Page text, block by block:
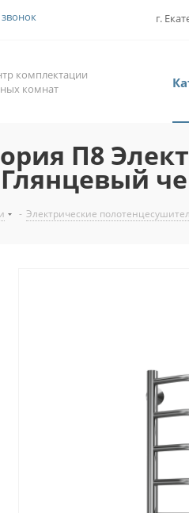
г.
комплектации
комнат
П8
Глянцевый
- Электрические